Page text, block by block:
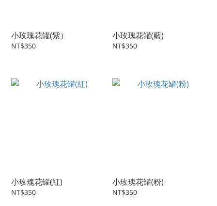
小玫瑰花罐(紫）
NT$350
小玫瑰花罐(藍)
NT$350
小玫瑰花罐(紅)
NT$350
小玫瑰花罐(粉)
NT$350